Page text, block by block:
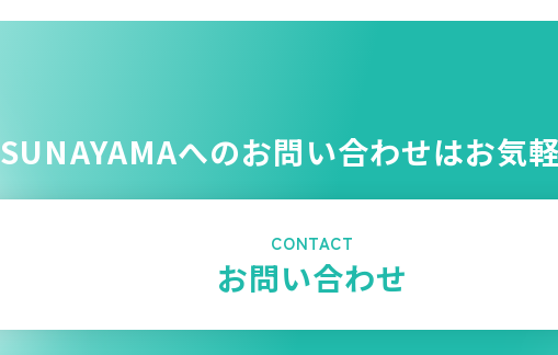
SUNAYAMAへのお問い合わせはお気
CONTACT
お問い合わせ